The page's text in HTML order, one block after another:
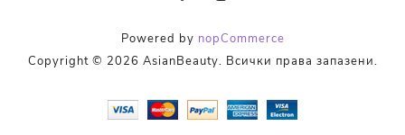
Powered by nopCommerce
Copyright © 2026 AsianBeauty. Всички права запазени.